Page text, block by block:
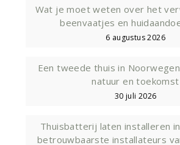
Wat je moet weten over het
beenvaatjes en
6 augustus 2026
Een tweede thuis in
natuur en toekomst
30 juli 2026
Thuisbatterij laten installeren
betrouwbaarste installateurs